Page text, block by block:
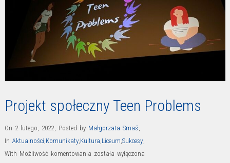
Projekt społeczny Teen Problems
On 2 lutego, 2022, Posted by Małgorzata Smaś ,
In Aktualności,Komunikaty,Kultura,Liceum,Sukcesy,
With Możliwość komentowania Projekt
została wyłączona